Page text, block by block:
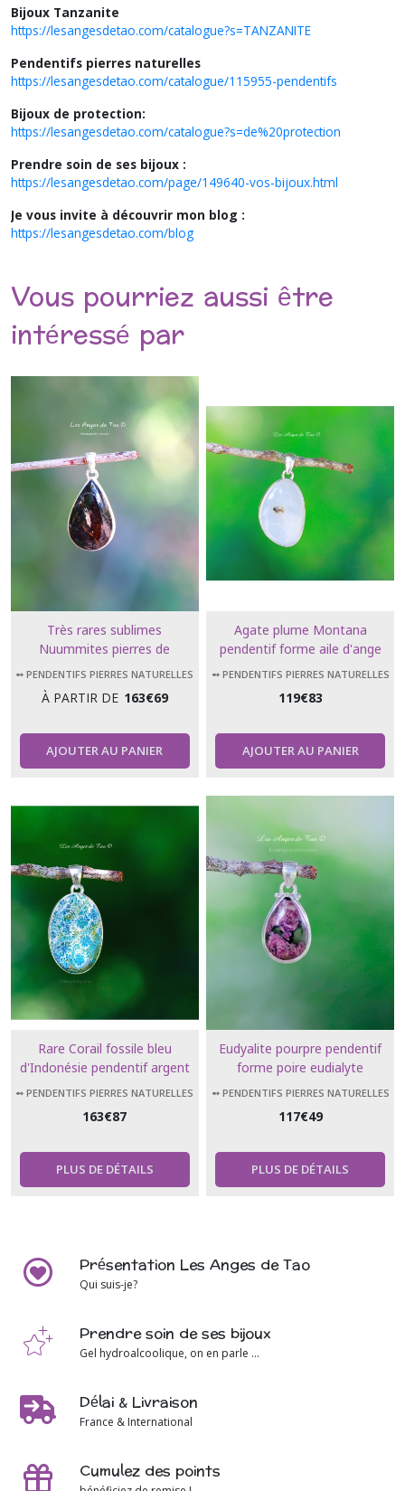
Bijoux Tanzanite
https://lesangesdetao.com/catalogue?s=TANZANITE
Pendentifs pierres naturelles
https://lesangesdetao.com/catalogue/115955-pendentifs
Bijoux de protection:
https://lesangesdetao.com/catalogue?s=de%20protection
Prendre soin de ses bijoux :
https://lesangesdetao.com/page/149640-vos-bijoux.html
Je vous invite à découvrir mon blog :
https://lesangesdetao.com/blog
Vous pourriez aussi être
intéressé par
Très rares sublimes
Nuummites pierres de
protection très puissante deux
➻ PENDENTIFS PIERRES NATURELLES
À PARTIR DE 163€69
AJOUTER AU PANIER
Agate plume Montana
pendentif forme aile d'ange
➻ PENDENTIFS PIERRES NATURELLES
119€83
AJOUTER AU PANIER
Rare Corail fossile bleu
d'Indonésie pendentif argent
925
➻ PENDENTIFS PIERRES NATURELLES
163€87
PLUS DE DÉTAILS
Eudyalite pourpre pendentif
forme poire eudialyte
➻ PENDENTIFS PIERRES NATURELLES
117€49
PLUS DE DÉTAILS
Présentation Les Anges de Tao
Qui suis-je?
Prendre soin de ses bijoux
Gel hydroalcoolique, on en parle ...
Délai & Livraison
France & International
Cumulez des points